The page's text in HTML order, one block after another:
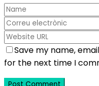
Save my name,
for the next time I